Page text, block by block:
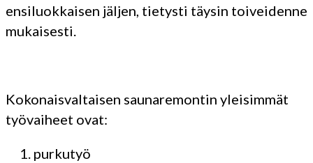
ensiluokkaisen jäljen, tietysti täysin toiveidenne
mukaisesti.
Kokonaisvaltaisen saunaremontin yleisimmät
työvaiheet ovat:
purkutyö